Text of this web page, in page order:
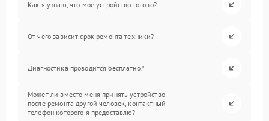
Как я узнаю, что мое устройство готово?
От чего зависит срок ремонта техники?
Диагностика проводится бесплатно?
Может ли вместо меня принять устройство
после ремонта другой человек, контактный
телефон которого я предоставлю?